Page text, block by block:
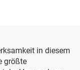
in diesem
größte